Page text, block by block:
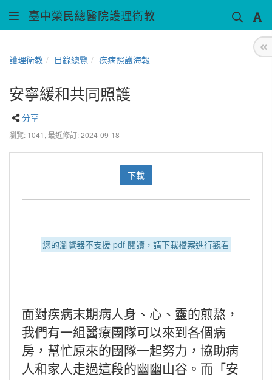
臺中榮民總醫院護理衛教
護理衛教 目錄總覽 疾病照護海報
安寧緩和共同照護
分享
瀏覽: 1041, 最近修訂: 2024-09-18
下載
您的瀏覽器不支援 pdf 閱讀，請下載檔案進行觀看
面對疾病末期病人身、心、靈的煎熬，
我們有一組醫療團隊可以來到各個病
房，幫忙原來的團隊一起努力，協助病
人和家人走過這段的幽幽山谷。 而「安